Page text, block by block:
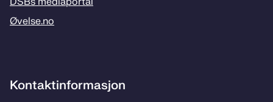
Øvelse.no
Kontaktinformasjon